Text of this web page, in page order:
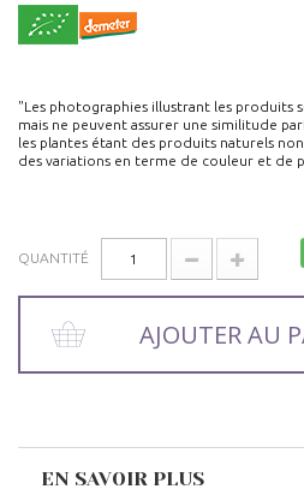
"Les photographies illustrant les produits
mais ne peuvent assurer une similitude
les plantes étant des produits naturels
des variations en terme de couleur et de
QUANTITÉ
AJOUTER AU
EN SAVOIR PLUS